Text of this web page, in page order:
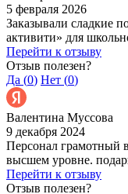
5 февраля 2026
Заказывали сладкие
активити» для
Перейти к отзыву
Отзыв полезен?
Да (0) Нет (0)
Валентина Муссова
9 декабря 2024
Персонал грамотный
высшем уровне.
Перейти к отзыву
Отзыв полезен?